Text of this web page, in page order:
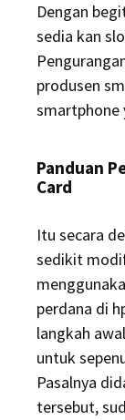
Dengan
sedia kan
produsen
smartphone
Panduan
Card
Itu secara
sedikit
perdana di
langkah
untuk
Pasalnya
tersebut,